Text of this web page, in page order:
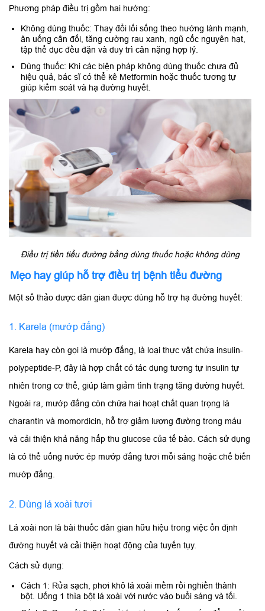
Phương pháp điều trị gồm hai hướng:
Không dùng thuốc: Thay đổi lối sống theo hướng lành mạnh,
ăn uống cân đối, tăng cường rau xanh, ngũ cốc nguyên hạt,
tập thể dục đều đặn và duy trì cân nặng hợp lý.
Dùng thuốc: Khi các biện pháp không dùng thuốc chưa đủ
hiệu quả, bác sĩ có thể kê Metformin hoặc thuốc tương tự
giúp kiểm soát và hạ đường huyết.
Điều trị tiền tiểu đường bằng dùng thuốc hoặc không dùng
Mẹo hay giúp hỗ trợ điều trị bệnh tiểu đường
Một số thảo dược dân gian được dùng hỗ trợ hạ đường huyết:
1. Karela (mướp đắng)
Karela hay còn gọi là mướp đắng, là loại thực vật chứa insulin-
polypeptide-P, đây là hợp chất có tác dụng tương tự insulin tự
nhiên trong cơ thể, giúp làm giảm tình trạng tăng đường huyết.
Ngoài ra, mướp đắng còn chứa hai hoạt chất quan trọng là
charantin và momordicin, hỗ trợ giảm lượng đường trong máu
và cải thiện khả năng hấp thu glucose của tế bào. Cách sử dụng
là có thể uống nước ép mướp đắng tươi mỗi sáng hoặc chế biến
mướp đắng.
2. Dùng lá xoài tươi
Lá xoài non là bài thuốc dân gian hữu hiệu trong việc ổn định
đường huyết và cải thiện hoạt động của tuyến tụy.
Cách sử dụng:
Cách 1: Rửa sạch, phơi khô lá xoài mềm rồi nghiền thành
bột. Uống 1 thìa bột lá xoài với nước vào buổi sáng và tối.